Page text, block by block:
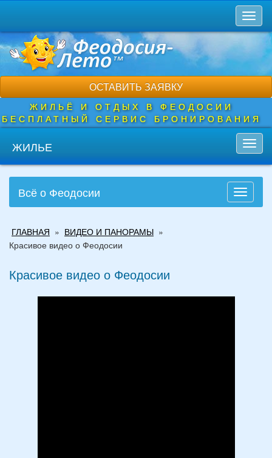
основному
содержанию
ОСТАВИТЬ ЗАЯВКУ
ЖИЛЬЁ И ОТДЫХ В ФЕОДОСИИ
БЕСПЛАТНЫЙ СЕРВИС БРОНИРОВАНИЯ
ЖИЛЬЕ
Toggle
Всё о Феодосии
здесь
ГЛАВНАЯ » ВИДЕО И ПАНОРАМЫ »
Красивое видео о Феодосии
Красивое видео о Феодосии